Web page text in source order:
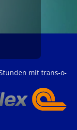
mit trans-o-